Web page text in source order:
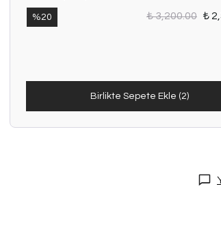
%20 ₺ 3,200.00 ₺
Birlikte Sepete Ekle (2)